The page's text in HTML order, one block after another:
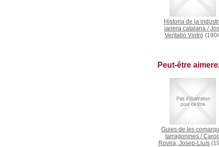
Historia de la
lanera catalana/
Ventalló Vintró
Peut-être
Guies de les
tarragonines/
Rovira, Josep-Lluís